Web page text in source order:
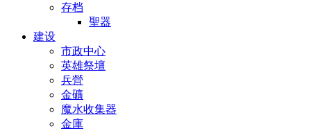
存档
聖器
建设
市政中心
英雄祭壇
兵營
金礦
魔水收集器
金庫